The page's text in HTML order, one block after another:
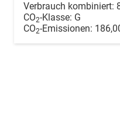
Verbrauch kombiniert:
CO2-Klasse: G
CO2-Emissionen: